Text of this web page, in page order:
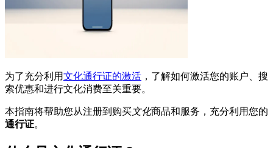
为了充分利用文化通行证的激活 ，了解如何激活您的账户、搜
索优惠和进行文化消费至关重要。
本指南将帮助您从注册到购买文化商品和服务，充分利用您的
通行证。